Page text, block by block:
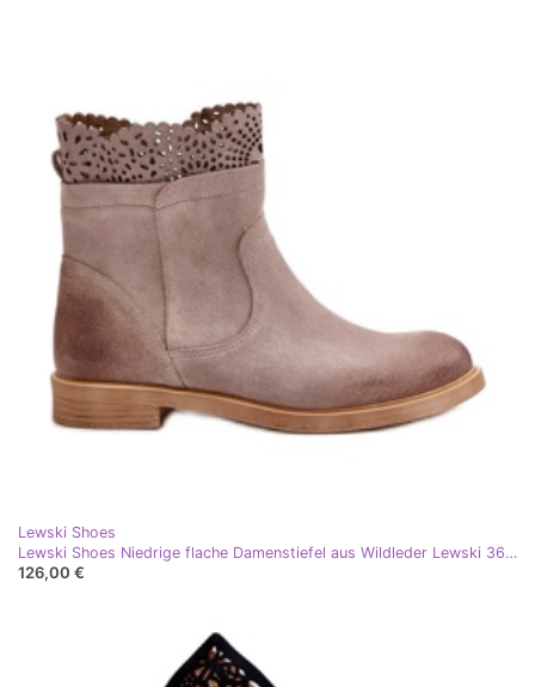
Lewski Shoes
Lewski Shoes Niedrige flache Damenstiefel aus Wildleder Lewski 3624 Cappucino beige
126,00 €